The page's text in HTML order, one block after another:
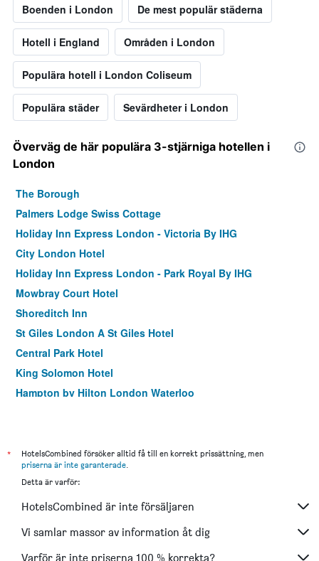
Boenden i London De mest populär städerna
Hotell i England Områden i London
Populära hotell i London Coliseum
Populära städer Sevärdheter i London
Överväg de här populära 3-stjärniga hotellen i
London
The Borough
Palmers Lodge Swiss Cottage
Holiday Inn Express London - Victoria By IHG
City London Hotel
Holiday Inn Express London - Park Royal By IHG
Mowbray Court Hotel
Shoreditch Inn
St Giles London A St Giles Hotel
Central Park Hotel
King Solomon Hotel
Hampton by Hilton London Waterloo
London House Hotel
Tavistock Hotel
Best Western Buckingham Palace Rd
Holiday Inn Express London - Stratford By IHG
Ibis London Greenwich
*
HotelsCombined försöker alltid få till en korrekt prissättning, men
priserna är inte garanterade.
Detta är varför:
HotelsCombined är inte försäljaren
Vi samlar massor av information åt dig
Varför är inte priserna 100 % korrekta?